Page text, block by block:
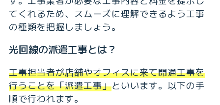
てくれるため、スムーズに理解できるよう工事
の種類を把握しましょう。
光回線の派遣工事とは？
工事担当者が店舗やオフィスに来て開通工事を
行うことを「派遣工事」といいます。以下の手
順で行われます。